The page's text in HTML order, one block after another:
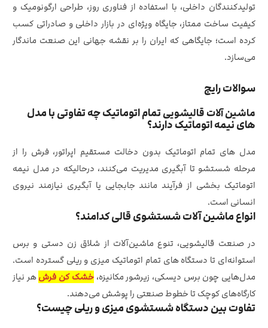
تولیدکنندگان داخلی، با استفاده از فناوری روز، طراحی ارگونومیک و
کیفیت ساخت ممتاز، جایگاه ویژه‌ای در بازار داخلی و صادراتی کسب
کرده است؛ جایگاهی که ایران را بر نقشه جهانی این صنعت ماندگار
می‌سازد.
سوالات رایج
ماشین آلات قالیشوییتمام‌ اتوماتیک چه تفاوتی با مدل‌
های نیمه‌ اتوماتیک دارند؟
مدل‌ های تمام‌ اتوماتیک بدون دخالت مستقیم اپراتور، فرش را از
مرحله شستشو تا آبگیری مدیریت می‌کنند، درحالیکه در مدل نیمه‌
اتوماتیک بخشی از فرآیند مانند جابجایی یا آبگیری نیازمند نیروی
انسانی است.
انواع ماشین آلات شستشوی قالی کدامند؟
در صنعت قالیشویی، تنوع ماشین‌آلات از شلاق‌ زن دستی و برس
استوانه‌ای تا دستگاه‌ های تمام‌ اتوماتیک میزی و ریلی گسترده است.
مدل‌هایی چون برس دیسکی، زیرشور مکانیزه،خشک کن فرشهر نیاز
کارگاه‌های کوچک تا خطوط صنعتی را پوشش می‌دهند.
تفاوت بین دستگاه شستشوی میزی و ریلی چیست؟